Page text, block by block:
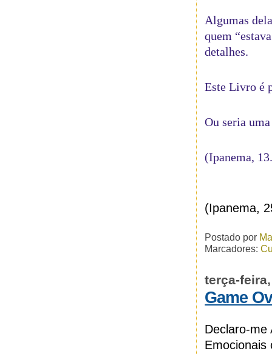
Algumas
quem
detalhes.
Este Livro é
Ou seria
(Ipanema,
(Ipanema,
Postado por
Marcadores:
terça-
Game
Declaro-me
Emocionais